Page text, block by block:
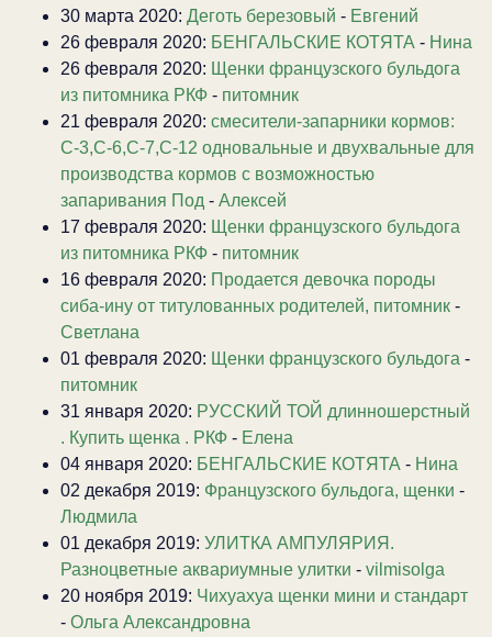
30 марта 2020: Деготь березовый - Евгений
26 февраля 2020: БЕНГАЛЬСКИЕ КОТЯТА - Нина
26 февраля 2020: Щенки французского бульдога
из питомника РКФ - питомник
21 февраля 2020: смесители-запарники кормов:
С-3,С-6,С-7,С-12 одновальные и двухвальные для
производства кормов с возможностью
запаривания Под - Алексей
17 февраля 2020: Щенки французского бульдога
из питомника РКФ - питомник
16 февраля 2020: Продается девочка породы
сиба-ину от титулованных родителей, питомник -
Светлана
01 февраля 2020: Щенки французского бульдога -
питомник
31 января 2020: РУССКИЙ ТОЙ длинношерстный
. Купить щенка . РКФ - Елена
04 января 2020: БЕНГАЛЬСКИЕ КОТЯТА - Нина
02 декабря 2019: Французского бульдога, щенки -
Людмила
01 декабря 2019: УЛИТКА АМПУЛЯРИЯ.
Разноцветные аквариумные улитки - vilmisolga
20 ноября 2019: Чихуахуа щенки мини и стандарт
- Ольга Александровна